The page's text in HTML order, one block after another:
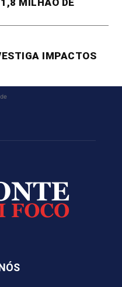
MILHÃO DE
IMPACTOS